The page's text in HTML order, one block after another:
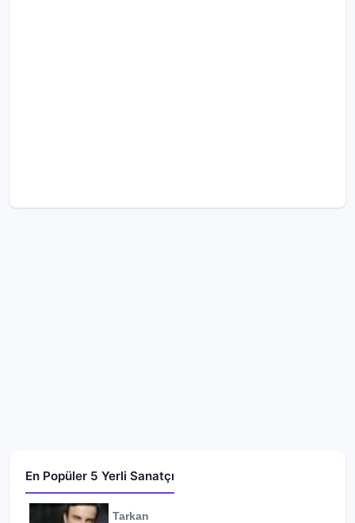
En Popüler 5 Yerli Sanatçı
Tarkan